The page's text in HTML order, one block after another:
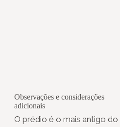
Observações e considerações
adicionais
O prédio é o mais antigo do